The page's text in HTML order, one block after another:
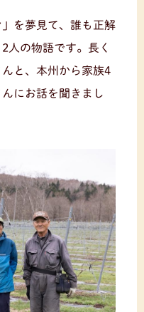
を夢見て、誰も正解
人の物語です。長く
と、本州から家族4
にお話を聞きまし